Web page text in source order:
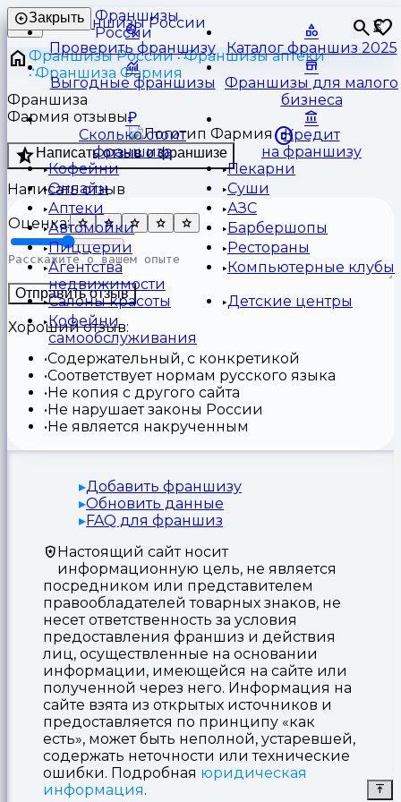
Франшизы
России
⏳
Закрыть
Проверить франшизу Каталог франшиз 2025
Выгодные франшизы
Франшизы для малого
бизнеса
Сколько стоит
франшиза
Кредит
на франшизу
Кофейни
Пекарни
Онлайн
Суши
Аптеки
АЗС
Автомойки
Барбершопы
Пиццерии
Рестораны
Агентства
недвижимости
Компьютерные клубы
Салоны красоты
Детские центры
Кофейни
самообслуживания
Франшизы России
Франшизы аптеки
Франшиза Фармия
Франшиза
Фармия отзывы
Написать отзыв о франшизе
Написать отзыв
Оценка:
Отправить отзыв
Хороший отзыв:
Содержательный, с конкретикой
Соответствует нормам русского языка
Не копия с другого сайта
Не нарушает законы России
Не является накрученным
Добавить франшизу
Обновить данные
FAQ для франшиз
Настоящий сайт носит
информационную цель, не является
посредником или представителем
правообладателей товарных знаков, не
несет ответственность за условия
предоставления франшиз и действия
лиц, осуществленные на основании
информации, имеющейся на сайте или
полученной через него. Информация на
сайте взята из открытых источников и
предоставляется по принципу «как
есть», может быть неполной, устаревшей,
содержать неточности или технические
ошибки. Подробная юридическая
информация.